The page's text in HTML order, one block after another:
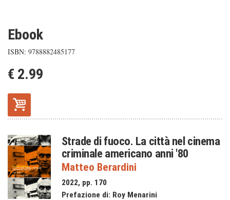
Ebook
ISBN: 9788882485177
€ 2.99
Strade di fuoco. La città nel cinema
criminale americano anni '80
Matteo Berardini
2022, pp. 170
Prefazione di: Roy Menarini